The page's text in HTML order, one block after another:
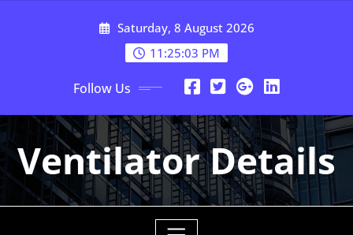
Saturday, 8 August 2026
11:25:05 PM
Follow Us
Ventilator Details